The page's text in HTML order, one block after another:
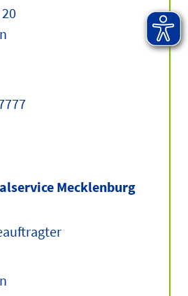
Mecklenburg